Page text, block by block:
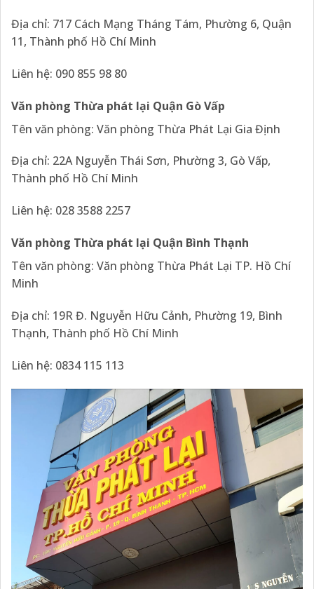
Địa chỉ: 717 Cách Mạng Tháng Tám, Phường 6, Quận
11, Thành phố Hồ Chí Minh
Liên hệ: 090 855 98 80
Văn phòng Thừa phát lại Quận Gò Vấp
Tên văn phòng: Văn phòng Thừa Phát Lại Gia Định
Địa chỉ: 22A Nguyễn Thái Sơn, Phường 3, Gò Vấp,
Thành phố Hồ Chí Minh
Liên hệ: 028 3588 2257
Văn phòng Thừa phát lại Quận Bình Thạnh
Tên văn phòng: Văn phòng Thừa Phát Lại TP. Hồ Chí
Minh
Địa chỉ: 19R Đ. Nguyễn Hữu Cảnh, Phường 19, Bình
Thạnh, Thành phố Hồ Chí Minh
Liên hệ: 0834 115 113